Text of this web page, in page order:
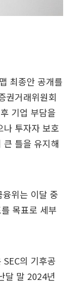
최종안 공개를
권거래위원회
기업 부담을
나 투자자 보호
틀을 유지해
위는 이달 중
목표로 세부
의 기후공
달 말 2024년